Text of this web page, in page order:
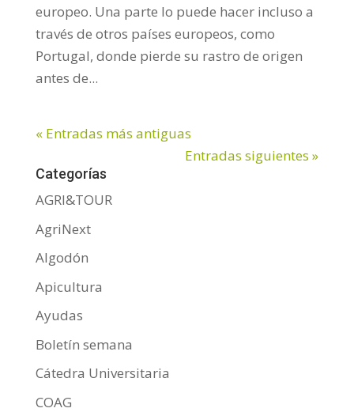
europeo. Una parte lo puede hacer incluso a
través de otros países europeos, como
Portugal, donde pierde su rastro de origen
antes de...
« Entradas más antiguas
Entradas siguientes »
Categorías
AGRI&TOUR
AgriNext
Algodón
Apicultura
Ayudas
Boletín semana
Cátedra Universitaria
COAG